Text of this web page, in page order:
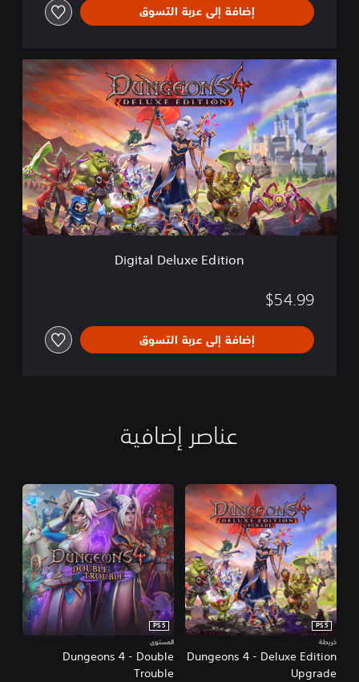
إضافة إلى عربة التسوق
D
i
g
i
t
a
D
e
l
u
Digital Deluxe Edition
$54.99
إضافة إلى عربة التسوق
عناصر إضافية
Dungeons 4 - Deluxe Edition
Upgrade
PS5
خريطة
Dungeons 4 - Double
Trouble
PS5
المستوى